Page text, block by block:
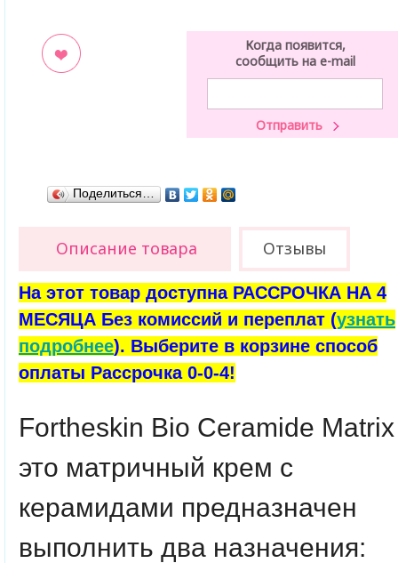
Когда появится,
сообщить на e-mail
Поделиться…
Описание товара Отзывы
На этот товар доступна РАССРОЧКА НА 4
МЕСЯЦА Без комиссий и переплат (узнать
подробнее). Выберите в корзине способ
оплаты Рассрочка 0-0-4!
Fortheskin Bio Ceramide Matrix
это матричный крем с
керамидами предназначен
выполнить два назначения: